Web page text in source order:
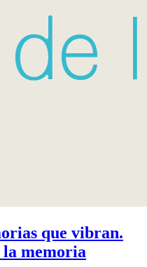
que vibran.
la memoria